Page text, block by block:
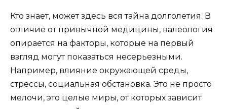
Кто знает, может здесь вся тайна долголетия. В
отличие от привычной медицины, валеология
опирается на факторы, которые на первый
взгляд могут показаться несерьезными.
Например, влияние окружающей среды,
стрессы, социальная обстановка. Это не просто
мелочи, это целые миры, от которых зависит